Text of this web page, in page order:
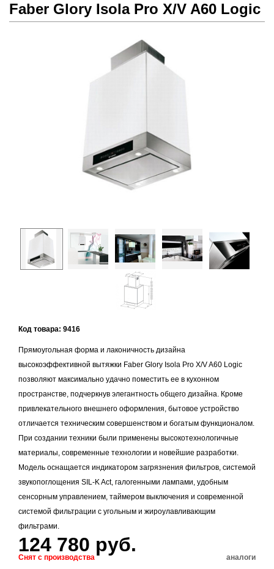
Faber Glory Isola Pro X/V A60 Logic
Код товара: 9416
Прямоугольная форма и лаконичность дизайна
высокоэффективной вытяжки Faber Glory Isola Pro X/V A60 Logic
позволяют максимально удачно поместить ее в кухонном
пространстве, подчеркнув элегантность общего дизайна. Кроме
привлекательного внешнего оформления, бытовое устройство
отличается техническим совершенством и богатым функционалом.
При создании техники были применены высокотехнологичные
материалы, современные технологии и новейшие разработки.
Модель оснащается индикатором загрязнения фильтров, системой
звукопоглощения SIL-K Act, галогенными лампами, удобным
сенсорным управлением, таймером выключения и современной
системой фильтрации с угольным и жироулавливающим
фильтрами.
124 780 руб.
Снят с производства аналоги